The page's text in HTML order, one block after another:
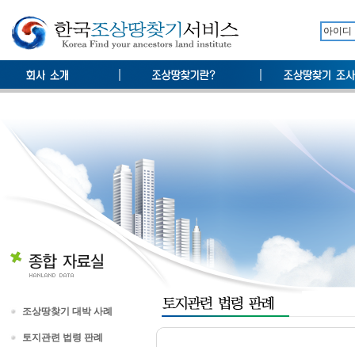
조상땅찾기 대박 사례
토지관련 법령 판례